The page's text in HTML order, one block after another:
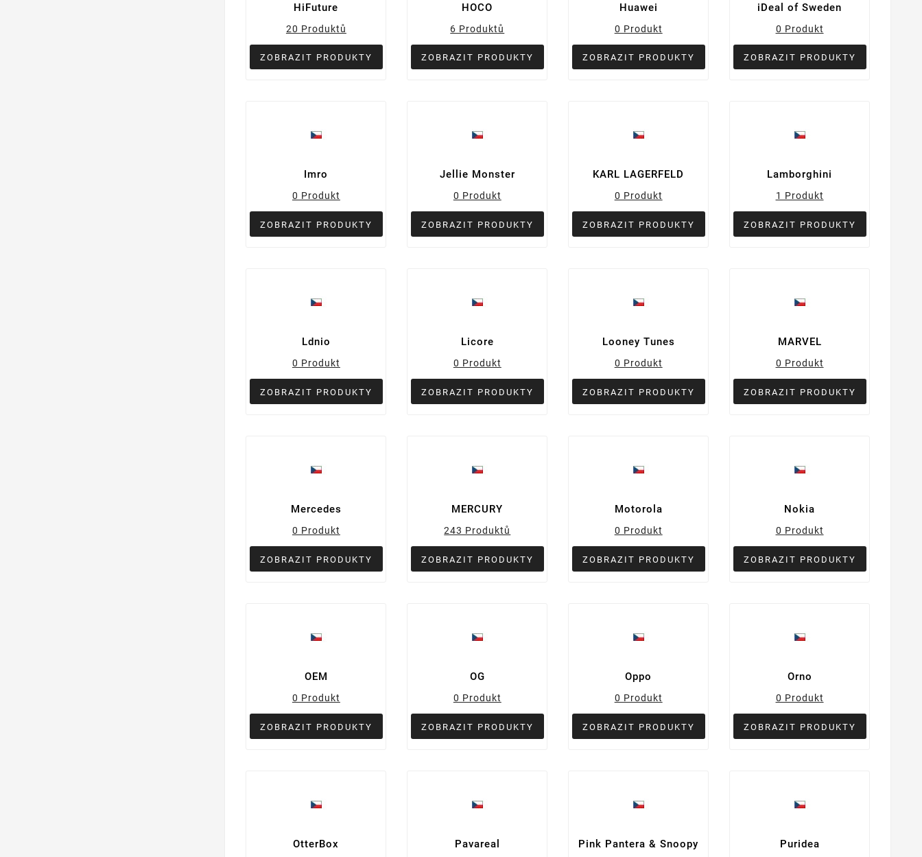
HiFuture
20 Produktů
ZOBRAZIT PRODUKTY
HOCO
6 Produktů
ZOBRAZIT PRODUKTY
Huawei
0 Produkt
ZOBRAZIT PRODUKTY
iDeal of Sweden
0 Produkt
ZOBRAZIT PRODUKTY
Imro
0 Produkt
ZOBRAZIT PRODUKTY
Jellie Monster
0 Produkt
ZOBRAZIT PRODUKTY
KARL LAGERFELD
0 Produkt
ZOBRAZIT PRODUKTY
Lamborghini
1 Produkt
ZOBRAZIT PRODUKTY
Ldnio
0 Produkt
ZOBRAZIT PRODUKTY
Licore
0 Produkt
ZOBRAZIT PRODUKTY
Looney Tunes
0 Produkt
ZOBRAZIT PRODUKTY
MARVEL
0 Produkt
ZOBRAZIT PRODUKTY
Mercedes
0 Produkt
ZOBRAZIT PRODUKTY
MERCURY
243 Produktů
ZOBRAZIT PRODUKTY
Motorola
0 Produkt
ZOBRAZIT PRODUKTY
Nokia
0 Produkt
ZOBRAZIT PRODUKTY
OEM
0 Produkt
ZOBRAZIT PRODUKTY
OG
0 Produkt
ZOBRAZIT PRODUKTY
Oppo
0 Produkt
ZOBRAZIT PRODUKTY
Orno
0 Produkt
ZOBRAZIT PRODUKTY
OtterBox Pavareal Pink Pantera & Snoopy Puridea